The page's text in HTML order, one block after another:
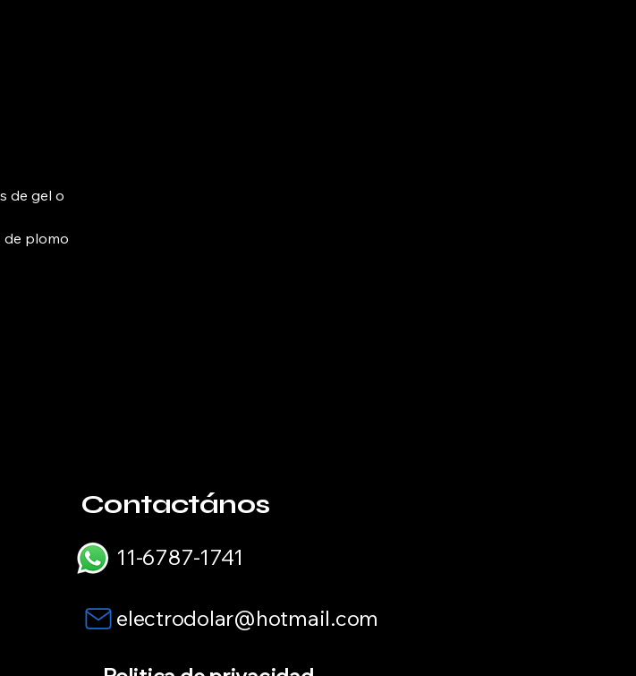
de gel o
de plomo
Contactános
11-6787-1741
electrodolar@hotmail.com